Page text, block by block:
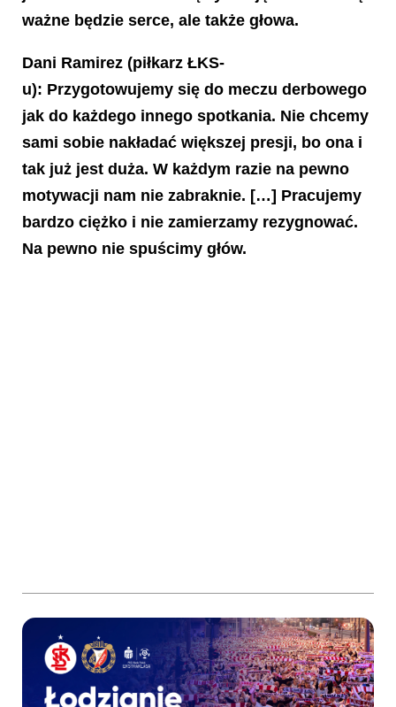
ważne będzie serce, ale także głowa.
Dani Ramirez (piłkarz ŁKS-
u): Przygotowujemy się do meczu derbowego
jak do każdego innego spotkania. Nie chcemy
sami sobie nakładać większej presji, bo ona i
tak już jest duża. W każdym razie na pewno
motywacji nam nie zabraknie. […] Pracujemy
bardzo ciężko i nie zamierzamy rezygnować.
Na pewno nie spuścimy głów.